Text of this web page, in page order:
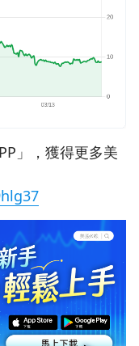
」，獲得更多美